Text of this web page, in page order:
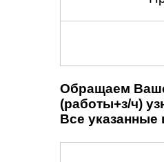
Обращаем Ваше
(работы+з/ч)
Все указанные